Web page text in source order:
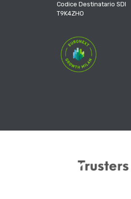
Codice Destinatario SDI
T9K4ZHO